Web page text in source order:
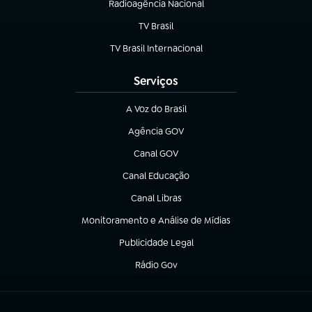
Radioagência Nacional
(abre em nova aba)
TV Brasil
(abre em nova aba)
TV Brasil Internacional
(abre em nova aba)
Serviços
A Voz do Brasil
(abre em nova aba)
Agência GOV
(abre em nova aba)
Canal GOV
(abre em nova aba)
Canal Educação
(abre em nova aba)
Canal Libras
(abre em nova aba)
Monitoramento e Análise de Mídias
(abre em nova aba)
Publicidade Legal
(abre em nova aba)
Rádio Gov
(abre em nova aba)